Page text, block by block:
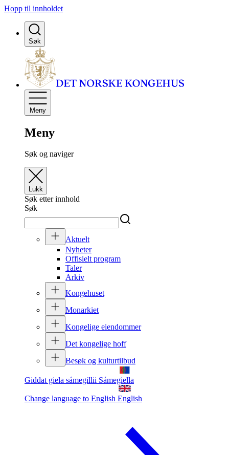
Hopp til innholdet
Søk
Meny
Meny
Søk og naviger
Lukk
Søk etter innhold
Søk
Aktuelt
Nyheter
Offisielt program
Taler
Arkiv
Kongehuset
Monarkiet
Kongelige eiendommer
Det kongelige hoff
Besøk og kulturtilbud
Giđđat giela sámegillii Sámegiella
Change language to English English